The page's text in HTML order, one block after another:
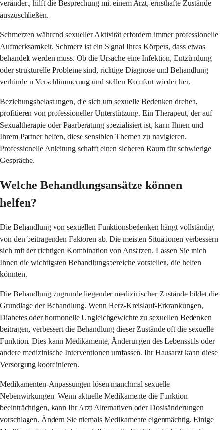
verändert, hilft die Besprechung mit einem Arzt, ernsthafte Zustände
auszuschließen.
Schmerzen während sexueller Aktivität erfordern immer professionelle
Aufmerksamkeit. Schmerz ist ein Signal Ihres Körpers, dass etwas
behandelt werden muss. Ob die Ursache eine Infektion, Entzündung
oder strukturelle Probleme sind, richtige Diagnose und Behandlung
verhindern Verschlimmerung und stellen Komfort wieder her.
Beziehungsbelastungen, die sich um sexuelle Bedenken drehen,
profitieren von professioneller Unterstützung. Ein Therapeut, der auf
Sexualtherapie oder Paarberatung spezialisiert ist, kann Ihnen und
Ihrem Partner helfen, diese sensiblen Themen zu navigieren.
Professionelle Anleitung schafft einen sicheren Raum für schwierige
Gespräche.
Welche Behandlungsansätze können
helfen?
Die Behandlung von sexuellen Funktionsbedenken hängt vollständig
von den beitragenden Faktoren ab. Die meisten Situationen verbessern
sich mit der richtigen Kombination von Ansätzen. Lassen Sie mich
Ihnen die wichtigsten Behandlungsbereiche vorstellen, die helfen
könnten.
Die Behandlung zugrunde liegender medizinischer Zustände bildet die
Grundlage der Behandlung. Wenn Herz-Kreislauf-Erkrankungen,
Diabetes oder hormonelle Ungleichgewichte zu sexuellen Bedenken
beitragen, verbessert die Behandlung dieser Zustände oft die sexuelle
Funktion. Dies kann Medikamente, Änderungen des Lebensstils oder
andere medizinische Interventionen umfassen. Ihr Hausarzt kann diese
Versorgung koordinieren.
Medikamenten-Anpassungen lösen manchmal sexuelle
Nebenwirkungen. Wenn aktuelle Medikamente die Funktion
beeinträchtigen, kann Ihr Arzt Alternativen oder Dosisänderungen
vorschlagen. Ändern Sie niemals Medikamente eigenmächtig. Einige